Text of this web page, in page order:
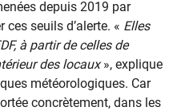
depuis 2019 par
seuils d’alerte. « Elles
à partir de celles de
des locaux», explique
météorologiques. Car
concrètement, dans les